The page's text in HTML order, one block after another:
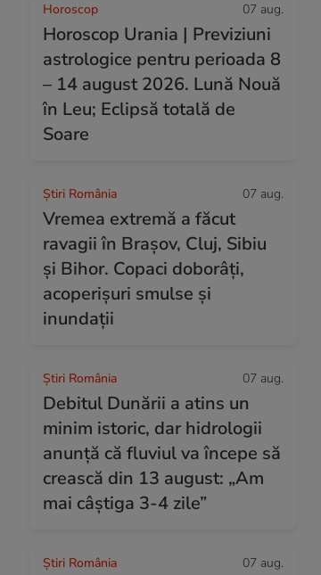
Horoscop 07 aug.
Horoscop Urania | Previziuni
astrologice pentru perioada 8
– 14 august 2026. Lună Nouă
în Leu; Eclipsă totală de
Soare
Știri România 07 aug.
Vremea extremă a făcut
ravagii în Brașov, Cluj, Sibiu
și Bihor. Copaci doborâți,
acoperișuri smulse și
inundații
Știri România 07 aug.
Debitul Dunării a atins un
minim istoric, dar hidrologii
anunță că fluviul va începe să
crească din 13 august: „Am
mai câștiga 3-4 zile”
Știri România 07 aug.